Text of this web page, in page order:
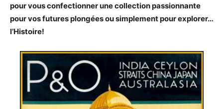
pour vous confectionner une collection passionnante
pour vos futures plongées ou simplement pour explorer…
l’Histoire!